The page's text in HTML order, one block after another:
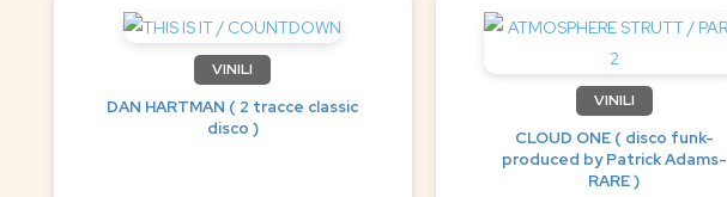
VINILI
DAN HARTMAN ( 2 tracce classic
disco )
VINILI
CLOUD ONE ( disco funk-
produced by Patrick Adams-
RARE )